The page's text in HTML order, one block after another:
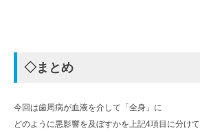
◇まとめ
今回は歯周病が血液を介して「全身」に
どのように悪影響を及ぼすかを上記4項目に分けて